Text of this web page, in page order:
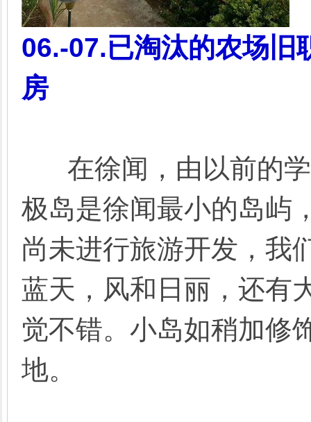
06.-07.已淘汰的农场 旧
房
在徐闻，由以前的学
极岛是徐闻最小的岛屿
尚未进行旅游开发，我
蓝天，风和日丽，还有
觉不错。小岛如稍加修
地。